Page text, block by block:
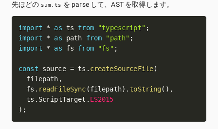
先ほどの sum.ts を parse して、AST を取得します。
import * as ts from "typescript" ;
import
* as path from "path" ;
import
* as fs from "fs" ;
const source = ts . createSourceFile(
  filepath
,
  fs
. readFileSync (filepath) . toString( ) ,
  ts
. ScriptTarget . ES2015
) ;